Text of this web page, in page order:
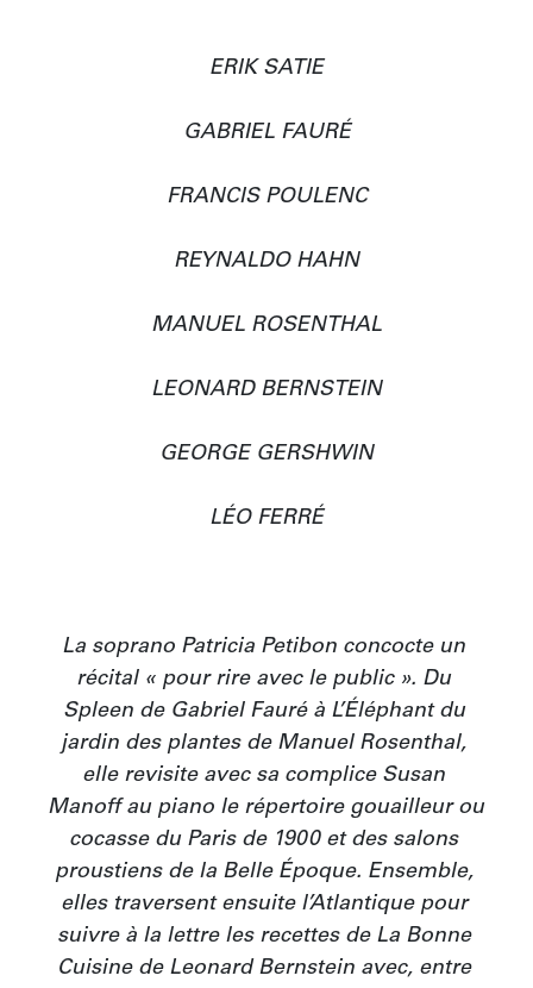
ERIK SATIE
GABRIEL FAURÉ
FRANCIS POULENC
REYNALDO HAHN
MANUEL ROSENTHAL
LEONARD BERNSTEIN
GEORGE GERSHWIN
LÉO FERRÉ
La soprano Patricia Petibon concocte un
récital « pour rire avec le public ». Du
Spleen de Gabriel Fauré à L’Éléphant du
jardin des plantes de Manuel Rosenthal,
elle revisite avec sa complice Susan
Manoff au piano le répertoire gouailleur ou
cocasse du Paris de 1900 et des salons
proustiens de la Belle Époque. Ensemble,
elles traversent ensuite l’Atlantique pour
suivre à la lettre les recettes de La Bonne
Cuisine de Leonard Bernstein avec, entre